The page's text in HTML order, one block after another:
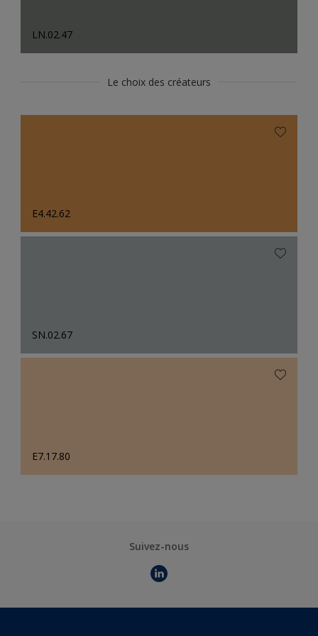
LN.02.47
Le choix des créateurs
E4.42.62
SN.02.67
E7.17.80
Suivez-nous